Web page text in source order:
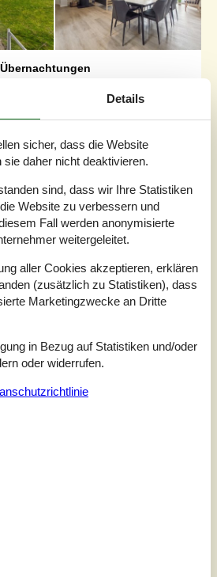
872 m²
liegt in dem beliebten
Ferieby.Der Garten des
einem 90 cm hohen Zaun
Das Ferienhaus eignet sich für 8
hat eine Wohnfläche von
gebaut. Es ist erlaubt 2 Haustiere
ist mit
ausgestattet. Di...
Details
sicher, dass die Website
daher nicht deaktivieren.
sind, dass wir Ihre Statistiken
Website zu verbessern und
Fall werden anonymisierte
weitergeleitet.
aller Cookies akzeptieren, erklären
(zusätzlich zu Statistiken), dass
Marketingzwecke an Dritte
in Bezug auf Statistiken und/oder
oder widerrufen.